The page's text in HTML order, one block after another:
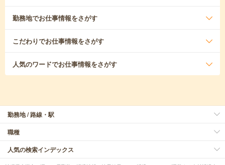
勤務地でお仕事情報をさがす
こだわりでお仕事情報をさがす
人気のワードでお仕事情報をさがす
勤務地 / 路線・駅
職種
人気の検索インデックス